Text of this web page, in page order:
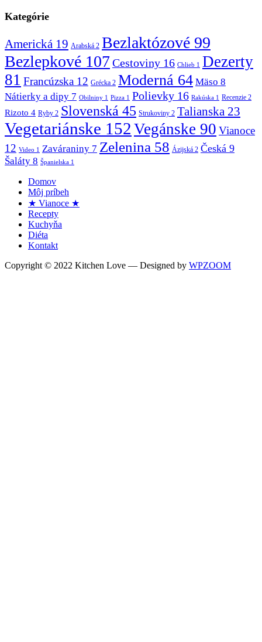
Kategórie
Americká 19 Arabská 2 Bezlaktózové 99
Bezlepkové 107Cestoviny 16 Chlieb 1
Dezerty
81 Francúzska 12 Grécka 2 Moderná 64 Mäso 8
Nátierky a dipy 7 Obilniny 1 Pizza 1 Polievky 16 Rakúska 1 Recenzie 2
Rizoto 4 Ryby 2 Slovenská 45 Strukoviny 2 Talianska 23
Vegetariánske 152 Vegánske 90 Vianoce
12 Video 1 Zaváraniny 7 Zelenina 58 Ázijská 2 Česká 9
Šaláty 8 Španielska 1
Domov
Môj príbeh
★ Vianoce ★
Recepty
Kuchyňa
Diéta
Kontakt
Copyright © 2022 Kitchen Love — Designed by WPZOOM